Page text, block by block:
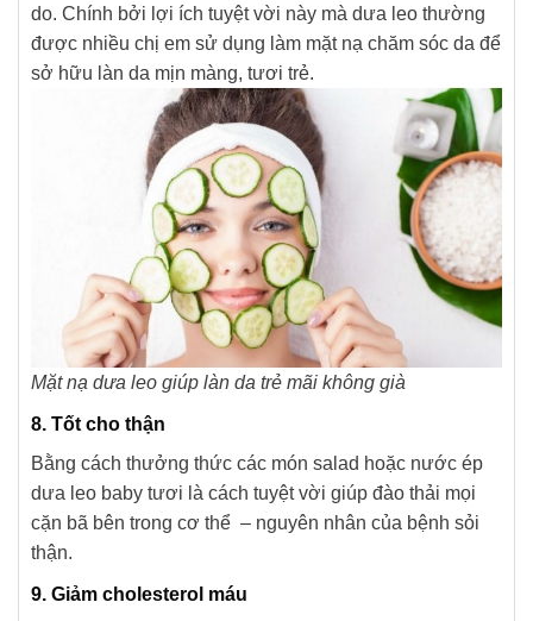
do. Chính bởi lợi ích tuyệt vời này mà dưa leo thường
được nhiều chị em sử dụng làm mặt nạ chăm sóc da để
sở hữu làn da mịn màng, tươi trẻ.
Mặt nạ dưa leo giúp làn da trẻ mãi không già
8. Tốt cho thận
Bằng cách thưởng thức các món salad hoặc nước ép
dưa leo baby tươi là cách tuyệt vời giúp đào thải mọi
cặn bã bên trong cơ thể – nguyên nhân của bệnh sỏi
thận.
9. Giảm cholesterol máu